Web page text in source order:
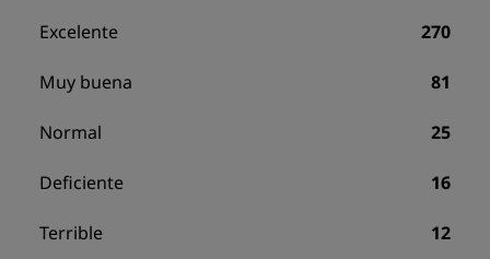
Excelente 270
Muy buena 81
Normal 25
Deficiente 16
Terrible 12